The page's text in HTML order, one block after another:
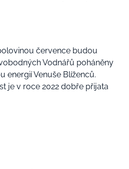
července budou
Vodnářů poháněny
energií Venuše Blíženců.
je v roce 2022 dobře přijata